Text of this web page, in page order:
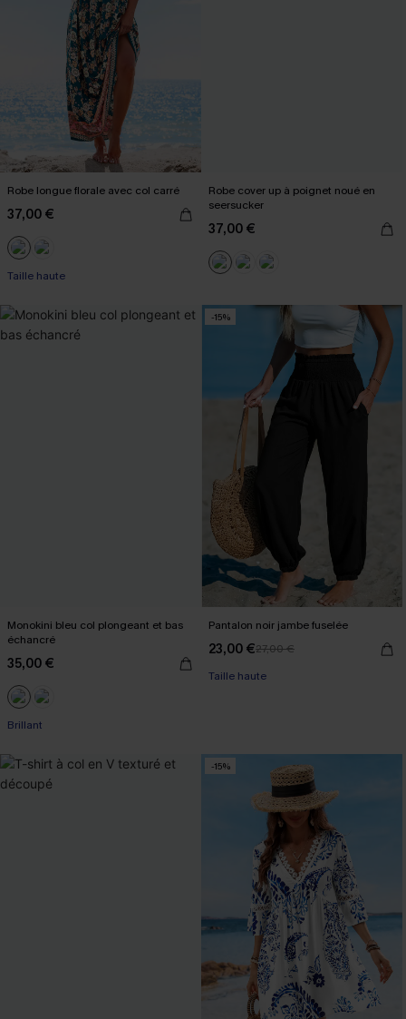
Robe longue florale avec col carré
37,00 €
Taille haute
Robe cover up à poignet noué en
seersucker
37,00 €
Monokini bleu col plongeant et bas
échancré
35,00 €
Brillant
-15%
Pantalon noir jambe fuselée
23,00 €27,00 €
Taille haute
-15%